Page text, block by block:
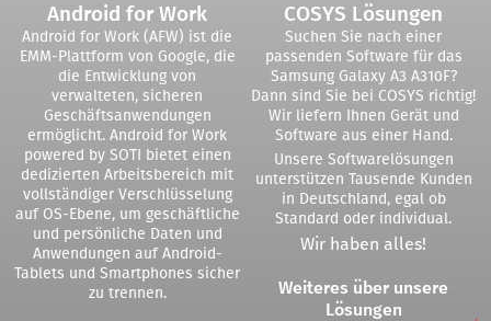
Android for Work
Android for Work (AFW) ist die
EMM-Plattform von Google, die
die Entwicklung von
verwalteten, sicheren
Geschäftsanwendungen
ermöglicht. Android for Work
powered by SOTI bietet einen
dedizierten Arbeitsbereich mit
vollständiger Verschlüsselung
auf OS-Ebene, um geschäftliche
und persönliche Daten und
Anwendungen auf Android-
Tablets und Smartphones sicher
zu trennen.
COSYS Lösungen
Suchen Sie nach einer
passenden Software für das
Samsung Galaxy A3 A310F?
Dann sind Sie bei COSYS richtig!
Wir liefern Ihnen Gerät und
Software aus einer Hand.
Unsere Softwarelösungen
unterstützen Tausende Kunden
in Deutschland, egal ob
Standard oder individual.
Wir haben alles!
Weiteres über unsere
Lösungen